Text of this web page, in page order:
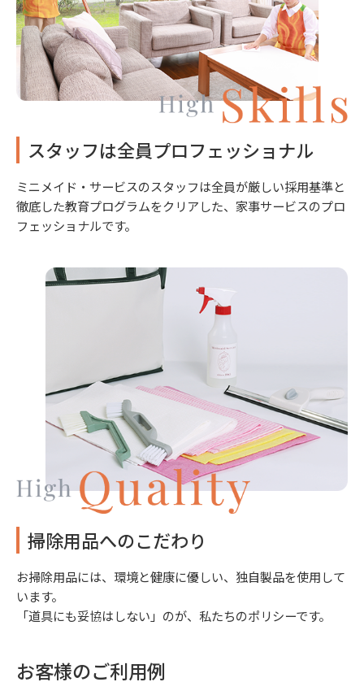
スタッフは全員プロフェッショナル
ミニメイド・サービスのスタッフは全員が厳しい採用基準と
徹底した教育プログラムをクリアした、家事サービスのプロ
フェッショナルです。
掃除用品へのこだわり
お掃除用品には、環境と健康に優しい、独自製品を使用して
います。
「道具にも妥協はしない」のが、私たちのポリシーです。
お客様のご利用例